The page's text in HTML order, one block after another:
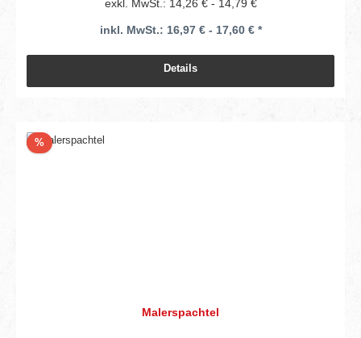
exkl. MwSt.: 14,26 € - 14,79 €
inkl. MwSt.: 16,97 € - 17,60 € *
Details
%Rabatt
Malerspachtel